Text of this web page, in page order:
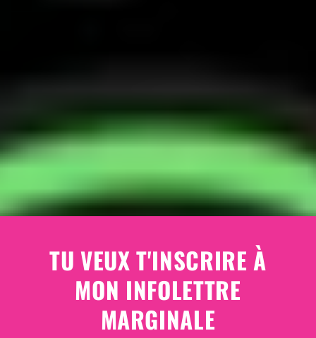
TU VEUX T'INSCRIRE À
MON INFOLETTRE
MARGINALE